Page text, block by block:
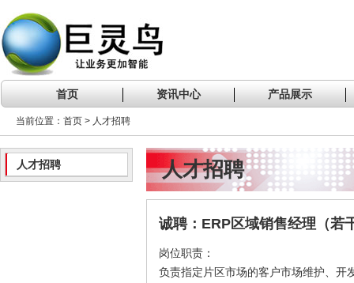
首页 资讯中心 产品展示
当前位置：首页 > 人才招聘
人才招聘 人才招聘
诚聘：ERP区域销售经理（若
岗位职责：
负责指定片区市场的客户市场维护、开